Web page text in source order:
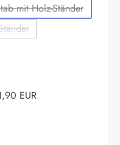
mit Holz-Ständer
(Diese Option ist zurzeit
zurzeit nicht verfügbar.)
EUR